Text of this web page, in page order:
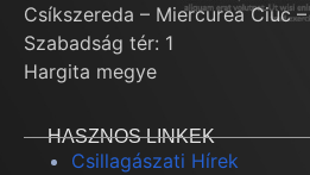
Csíkszereda – Miercurea Ciuc
Szabadság tér: 1
Hargita megye
HASZNOS LINKEK
Csillagászati Hírek